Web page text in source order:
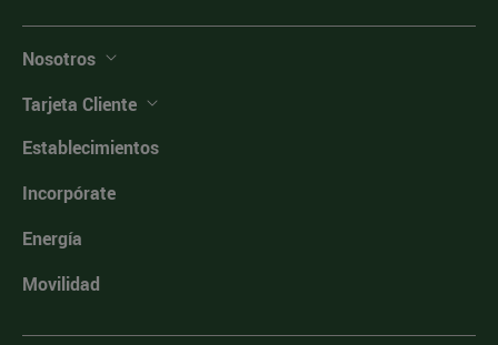
Nosotros
Tarjeta Cliente
Establecimientos
Incorpórate
Energía
Movilidad